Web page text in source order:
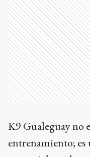
K9 Gualeguay no
entrenamiento;